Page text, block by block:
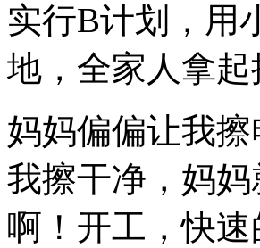
实行B计划，用
地，全家人拿
妈妈偏偏让我
我擦干净，妈
啊！开工，快